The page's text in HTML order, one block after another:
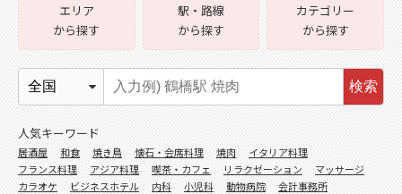
エリア
から探す
駅・路線
から探す
カテゴリー
から探す
検索
人気キーワード
居酒屋 和食 焼き鳥 懐石・会席料理 焼肉
イタリア料理
フランス料理
アジア料理 喫茶・カフェ リラクゼーション
マッサージ
カラオケ
ビジネスホテル 内科 小児科 動物病院
会計事務所